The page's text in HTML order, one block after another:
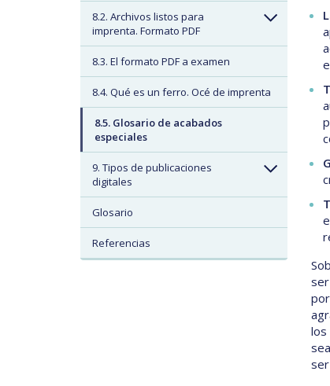
8.2. Archivos listos para
imprenta. Formato PDF
8.3. El formato PDF a examen
8.4. Qué es un ferro. Océ de imprenta
8.5. Glosario de acabados
especiales
9. Tipos de publicaciones
digitales
Glosario
Referencias
los